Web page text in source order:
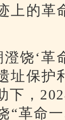
上的革
饶‘革
址保护
下，
“革命